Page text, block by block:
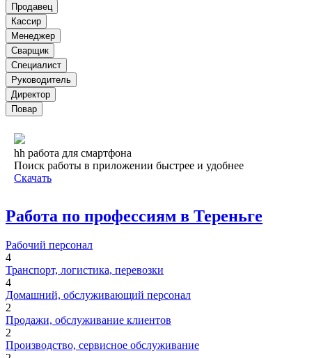
Продавец
Кассир
Менеджер
Сварщик
Специалист
Руководитель
Директор
Повар
hh работа для смартфона
Поиск работы в приложении быстрее и удобнее
Скачать
Работа по профессиям в Тереньге
Рабочий персонал
4
Транспорт, логистика, перевозки
4
Домашний, обслуживающий персонал
2
Продажи, обслуживание клиентов
2
Производство, сервисное обслуживание